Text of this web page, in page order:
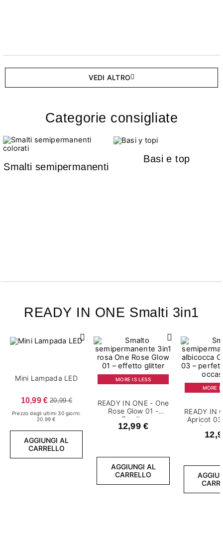
VEDI ALTRO
Categorie consigliate
Smalti semipermanenti
Basi e top
READY IN ONE Smalti 3in1
Mini Lampada LED
10,99 € 20,99 €
Prezzo degli ultimi 30 giorni:
20.99 €
AGGIUNGI AL
CARRELLO
MORE IS LESS
READY IN ONE - One
Rose Glow 01 -
Smalto
semipermanente 7,2
12,99 €
AGGIUNGI AL
CARRELLO
MORE
READY IN
Apricot